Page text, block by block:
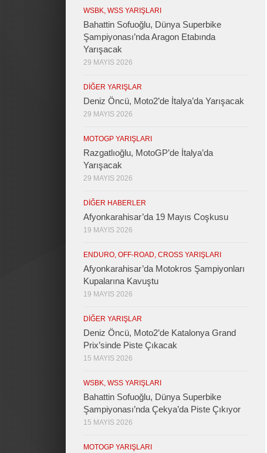
WSBK, WSS YARIŞLARI
Bahattin Sofuoğlu, Dünya Superbike
Şampiyonası’nda Aragon Etabında
Yarışacak
29 MAYIS 2026
DIĞER YARIŞLAR
Deniz Öncü, Moto2’de İtalya’da Yarışacak
29 MAYIS 2026
MOTOGP YARIŞLARI
Razgatlıoğlu, MotoGP’de İtalya’da
Yarışacak
29 MAYIS 2026
DIĞER HABERLER
Afyonkarahisar’da 19 Mayıs Coşkusu
19 MAYIS 2026
ENDURO, OFF-ROAD, CROSS YARIŞLARI
Afyonkarahisar’da Motokros Şampiyonları
Kupalarına Kavuştu
19 MAYIS 2026
DIĞER YARIŞLAR
Deniz Öncü, Moto2’de Katalonya Grand
Prix’sinde Piste Çıkacak
15 MAYIS 2026
WSBK, WSS YARIŞLARI
Bahattin Sofuoğlu, Dünya Superbike
Şampiyonası’nda Çekya’da Piste Çıkıyor
15 MAYIS 2026
MOTOGP YARIŞLARI